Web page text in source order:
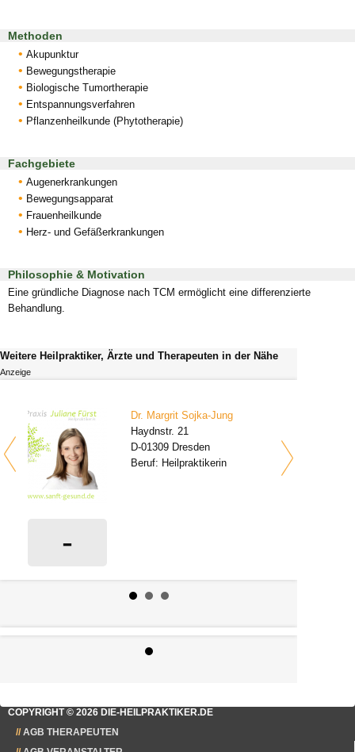
Methoden
Akupunktur
Bewegungstherapie
Biologische Tumortherapie
Entspannungsverfahren
Pflanzenheilkunde (Phytotherapie)
Fachgebiete
Augenerkrankungen
Bewegungsapparat
Frauenheilkunde
Herz- und Gefäßerkrankungen
Philosophie & Motivation
Eine gründliche Diagnose nach TCM ermöglicht eine differenzierte
Behandlung.
Weitere Heilpraktiker, Ärzte und Therapeuten in der Nähe
Anzeige
-
Dr. Margrit Sojka-Jung
Haydnstr. 21
D-01309 Dresden
Beruf: Heilpraktikerin
COPYRIGHT © 2026 DIE-HEILPRAKTIKER.DE
AGB THERAPEUTEN